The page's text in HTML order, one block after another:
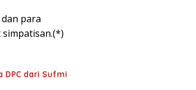
para
DPC dari Sufmi